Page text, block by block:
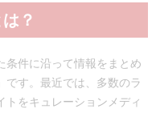
？
条件に沿って情報をまとめ
です。最近では、多数のラ
トをキュレーションメディ